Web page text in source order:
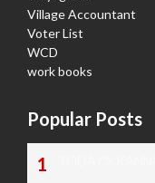
Village Accountant
Voter List
WCD
work books
Popular Posts